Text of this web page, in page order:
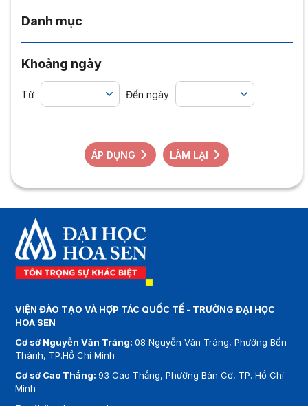
Danh mục
Khoảng ngày
Từ Đến ngày
ÁP DỤNG LÀM LẠI
VIỆN ĐÀO TẠO VÀ HỢP TÁC QUỐC TẾ - TRƯỜNG ĐẠI HỌC
HOA SEN
Cơ sở Nguyễn Văn Tráng:08 Nguyễn Văn Tráng, Phường Bến
Thành, TP.Hồ Chí Minh
Cơ sở Cao Thắng:93 Cao Thắng, Phường Bàn Cờ, TP. Hồ Chí
Minh